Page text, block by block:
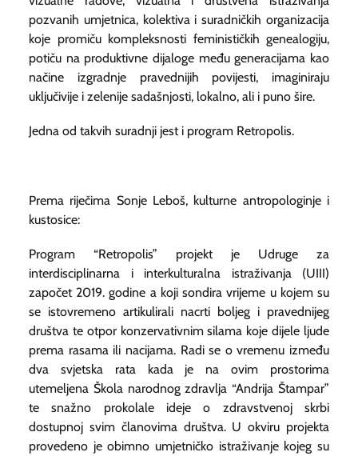
pozvanih umjetnica, kolektiva i suradničkih organizacija
koje promiču kompleksnosti feminističkih genealogiju,
potiču na produktivne dijaloge među generacijama kao
načine izgradnje pravednijih povijesti, imaginiraju
uključivije i zelenije sadašnjosti, lokalno, ali i puno šire.
Jedna od takvih suradnji jest i program Retropolis.
Prema riječima Sonje Leboš, kulturne antropologinje i
kustosice:
Program “Retropolis” projekt je Udruge za
interdisciplinarna i interkulturalna istraživanja (UIII)
započet 2019. godine a koji sondira vrijeme u kojem su
se istovremeno artikulirali nacrti boljeg i pravednijeg
društva te otpor konzervativnim silama koje dijele ljude
prema rasama ili nacijama. Radi se o vremenu između
dva svjetska rata kada je na ovim prostorima
utemeljena Škola narodnog zdravlja “Andrija Štampar”
te snažno prokolale ideje o zdravstvenoj skrbi
dostupnoj svim članovima društva. U okviru projekta
provedeno je obimno umjetničko istraživanje kojeg su